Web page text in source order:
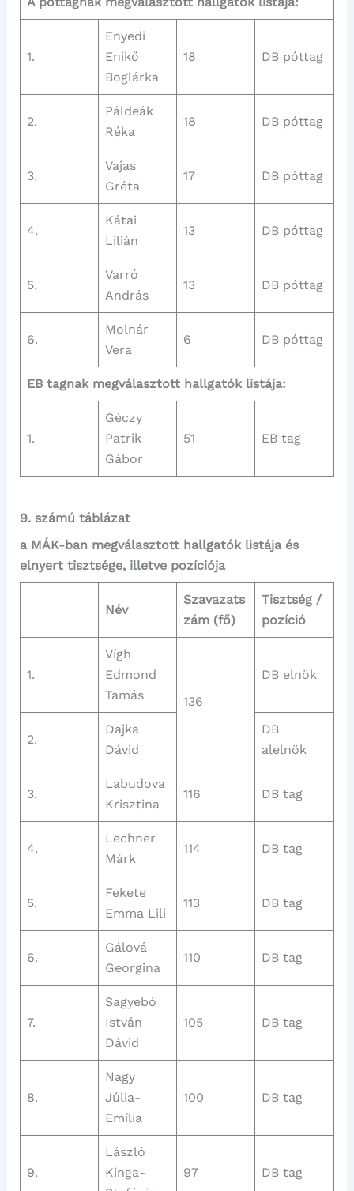
1.
Enyedi
Enikő
Boglárka
18 DB póttag
2.
Páldeák
Réka
18 DB póttag
3.
Vajas
Gréta
17 DB póttag
4.
Kátai
Lilián
13 DB póttag
5.
Varró
András
13 DB póttag
6.
Molnár
Vera
6 DB póttag
EB tagnak megválasztott hallgatók listája:
1.
Géczy
Patrik
Gábor
51 EB tag
9. számú táblázat
a MÁK-ban megválasztott hallgatók listája és
elnyert tisztsége, illetve pozíciója
Név
Szavazats
zám (fő)
Tisztség /
pozíció
1.
Vígh
Edmond
Tamás
136
DB elnök
2.
Dajka
Dávid
DB
alelnök
3.
Labudova
Krisztina
116 DB tag
4.
Lechner
Márk
114 DB tag
5.
Fekete
Emma Lili
113 DB tag
6.
Gálová
Georgina
110 DB tag
7.
Sagyebó
István
Dávid
105 DB tag
8.
Nagy
Júlia-
Emília
100 DB tag
9.
László
Kinga-
97 DB tag